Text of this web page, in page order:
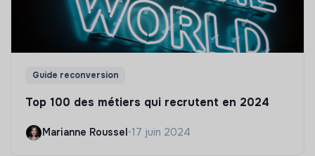
Guide reconversion
Top 100 des métiers qui recrutent en 2024
Marianne Roussel•17 juin 2024